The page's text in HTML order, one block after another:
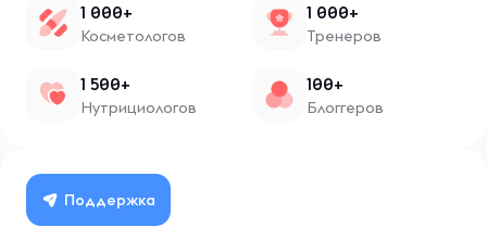
1 000+
Косметологов
1 000+
Тренеров
1 500+
Нутрициологов
100+
Блоггеров
Поддержка